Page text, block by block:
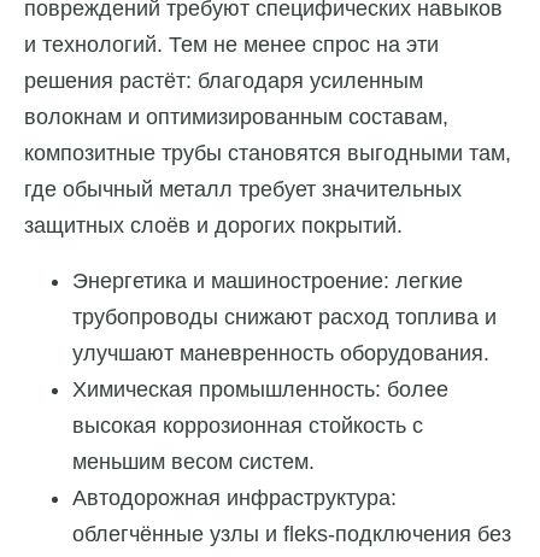
повреждений требуют специфических навыков
и технологий. Тем не менее спрос на эти
решения растёт: благодаря усиленным
волокнам и оптимизированным составам,
композитные трубы становятся выгодными там,
где обычный металл требует значительных
защитных слоёв и дорогих покрытий.
Энергетика и машиностроение: легкие
трубопроводы снижают расход топлива и
улучшают маневренность оборудования.
Химическая промышленность: более
высокая коррозионная стойкость с
меньшим весом систем.
Автодорожная инфраструктура:
облегчённые узлы и fleks-подключения без